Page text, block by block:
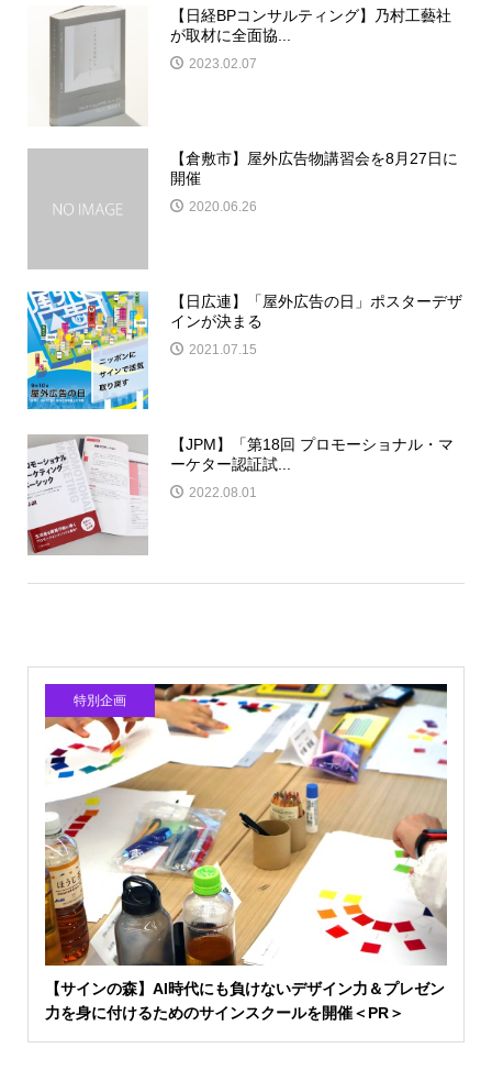
【日経BPコンサルティング】乃村工藝社
が取材に全面協...
2023.02.07
【倉敷市】屋外広告物講習会を8月27日に
開催
2020.06.26
【日広連】「屋外広告の日」ポスターデザ
インが決まる
2021.07.15
【JPM】「第18回 プロモーショナル・マ
ーケター認証試...
2022.08.01
特別企画
【サインの森】AI時代にも負けないデザイン力＆プレゼン
力を身に付けるためのサインスクールを開催＜PR＞